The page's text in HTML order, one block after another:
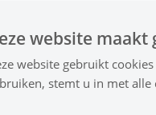
website
website gebruikt
stemt u in met